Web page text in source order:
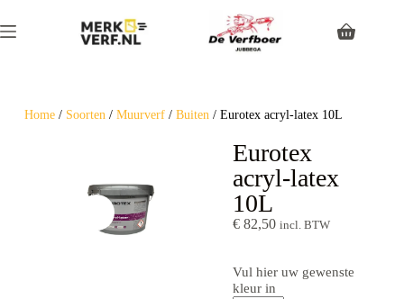
Home/ Soorten/ Muurverf/ Buiten/ Eurotex acryl-latex 10L
Eurotex
acryl-latex
10L
€82,50 incl. BTW
Vul hier uw gewenste
kleur in